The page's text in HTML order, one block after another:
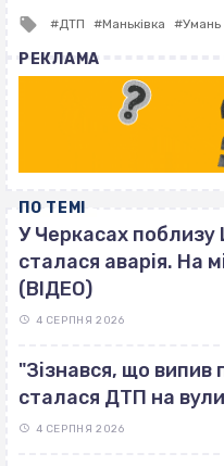
Tagged
ДТП Маньківка Умань
РЕКЛАМА
ПО ТЕМІ
У Черкасах поблизу
сталася аварія. На
(ВІДЕО)
4 СЕРПНЯ 2026
"Зізнався, що випив
сталася ДТП на
4 СЕРПНЯ 2026